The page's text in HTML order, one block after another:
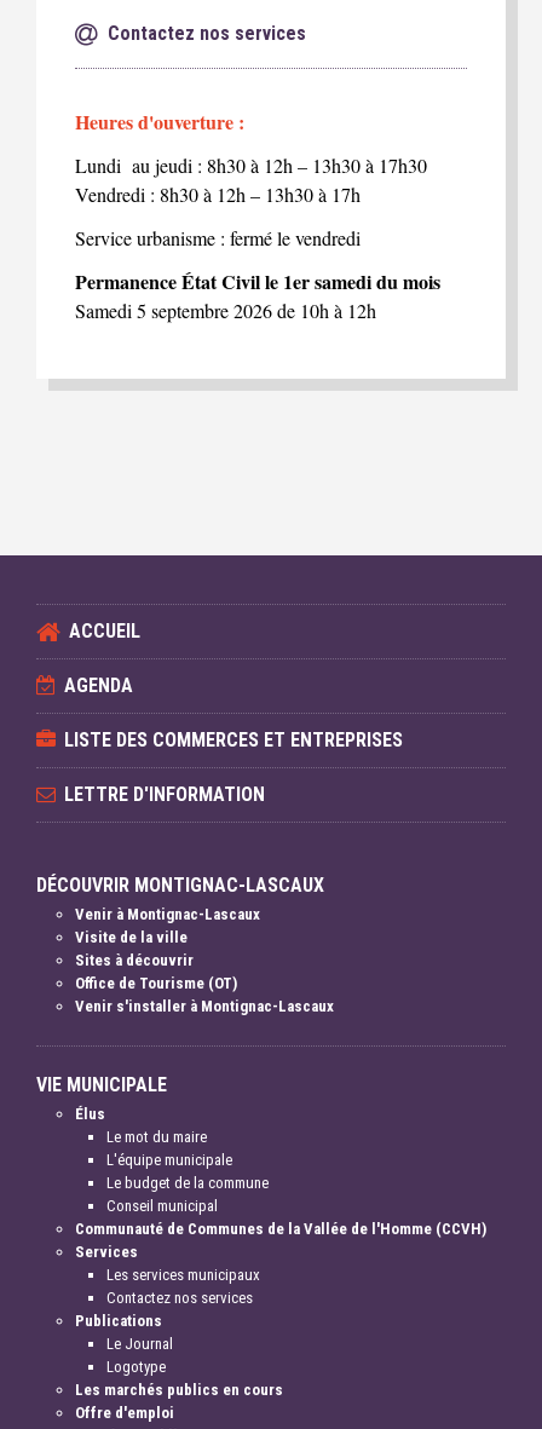
Contactez nos services
Heures d'ouverture :
Lundi au jeudi : 8h30 à 12h – 13h30 à 17h30
Vendredi : 8h30 à 12h – 13h30 à 17h
Service urbanisme : fermé le vendredi
Permanence État Civil le 1er samedi du mois
Samedi 5 septembre 2026 de 10h à 12h
ACCUEIL
AGENDA
LISTE DES COMMERCES ET ENTREPRISES
LETTRE D'INFORMATION
DÉCOUVRIR MONTIGNAC-LASCAUX
Venir à Montignac-Lascaux
Visite de la ville
Sites à découvrir
Office de Tourisme (OT)
Venir s'installer à Montignac-Lascaux
VIE MUNICIPALE
Élus
Le mot du maire
L'équipe municipale
Le budget de la commune
Conseil municipal
Communauté de Communes de la Vallée de l'Homme (CCVH)
Services
Les services municipaux
Contactez nos services
Publications
Le Journal
Logotype
Les marchés publics en cours
Offre d'emploi